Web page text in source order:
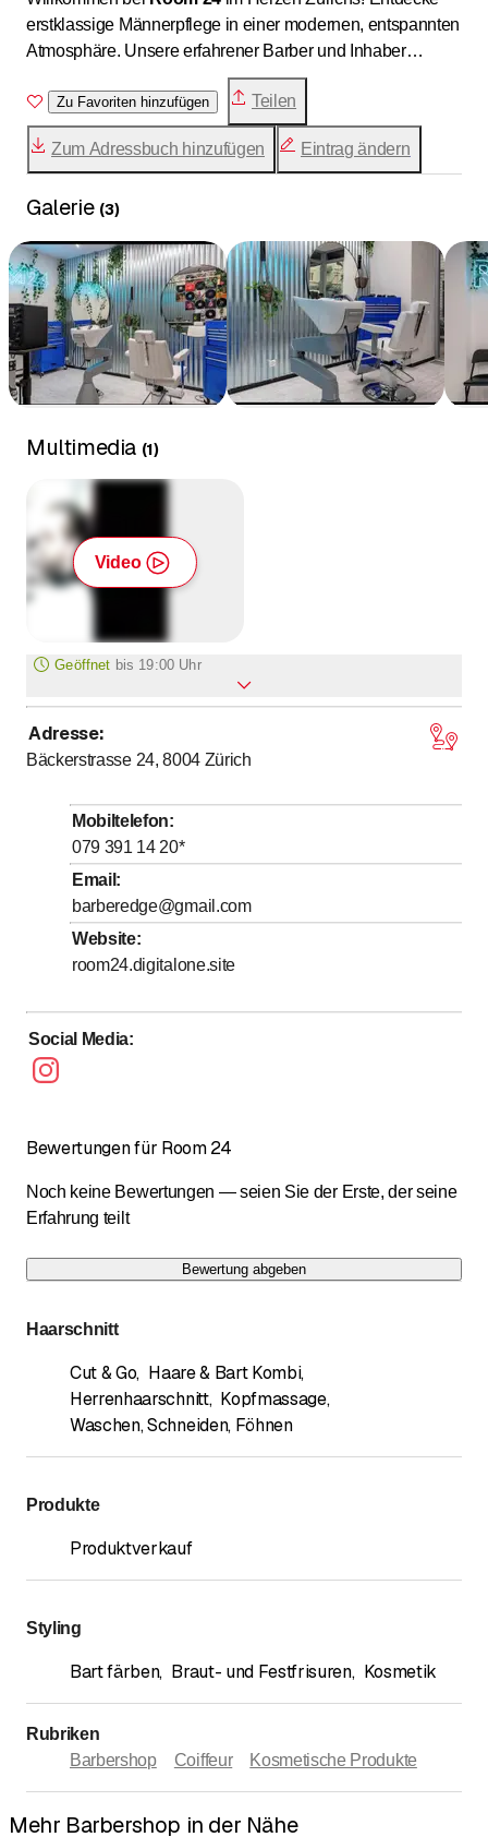
erstklassige Männerpflege in einer modernen, entspannten
Atmosphäre. Unsere erfahrener Barber und Inhaber
bietet exzellente Haarschnitte,
präzise Bartpflege und entspannende Rasuren. Genieße
den musikalischen Charme mit zeitgemäßem Stil.
Reserviere jetzt und erlebe die perfekte Mischung aus
Erlebnis! Dein Stil, unsere Leidenschaft –
Zu Favoriten hinzufügen Teilen
Zum Adressbuch hinzufügen Eintrag ändern
Galerie (3)
Multimedia (1)
Video
Geöffnet bis 19:00 Uhr
Montag
Geschlossen
Dienstag
Mittwoch
10:00- bis
19:00
Donnerstag
Freitag
Samstag
Sonntag
Adresse:
Bäckerstrasse 24, 8004 Zürich
Mobiltelefon:
079 391 14 20*
Email :
barberedge@gmail.com
Website:
room24.digitalone.site
Social Media:
Bewertungen für Room 24
Noch keine Bewertungen — seien Sie der Erste, der seine
Erfahrung teilt
Bewertung abgeben
Haarschnitt
Cut & Go, Haare & Bart Kombi,
Herrenhaarschnitt, Kopfmassage,
Waschen, Schneiden, Föhnen
Produkte
Produktverkauf
Styling
Bart färben, Braut- und Festfrisuren, Kosmetik
Rubriken
Barbershop
Coiffeur Kosmetische Produkte
Mehr Barbershop in der Nähe